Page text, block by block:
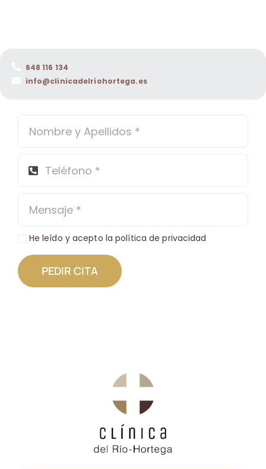
648 116 134
info@clinicadelriohortega.es
He leído y acepto la política de privacidad
PEDIR CITA